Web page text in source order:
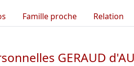
Famille proche Relation
GERAUD